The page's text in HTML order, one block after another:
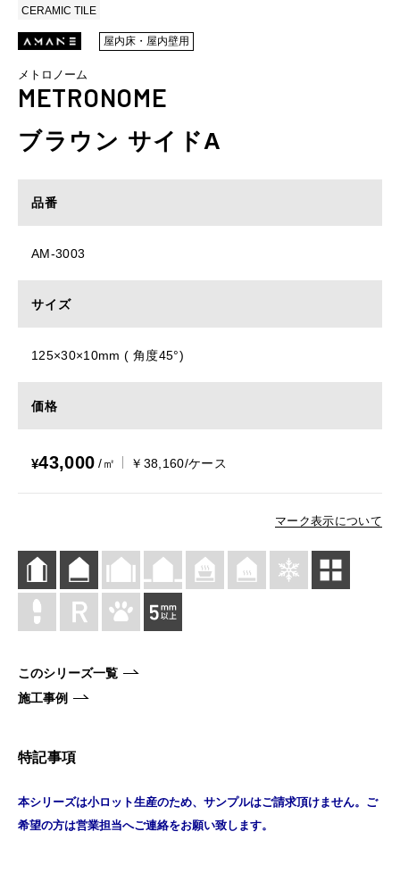
CERAMIC TILE
屋内床・屋内壁用
メトロノーム
METRONOME
ブラウン サイドA
品番
AM-3003
サイズ
125×30×10mm ( 角度45°)
価格
¥43,000 /㎡ ￥38,160/ケース
マーク表示について
このシリーズ一覧
施工事例
特記事項
本シリーズは小ロット生産のため、サンプルはご請求頂けません。ご
希望の方は営業担当へご連絡をお願い致します。